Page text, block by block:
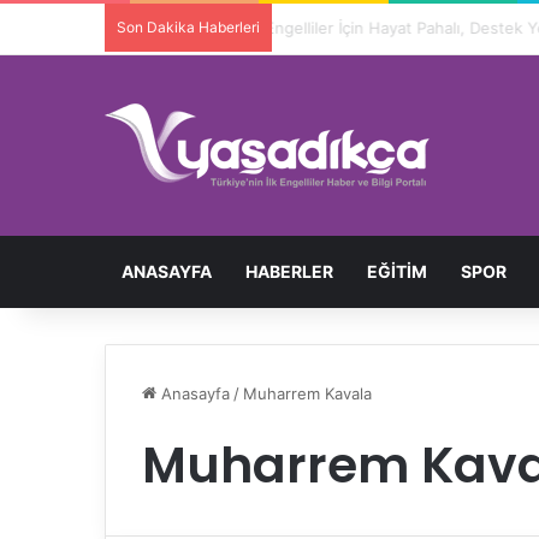
Son Dakika Haberleri
ANASAYFA HABERLER EĞITIM SPOR
Anasayfa / Muharrem Kavala
Muharrem